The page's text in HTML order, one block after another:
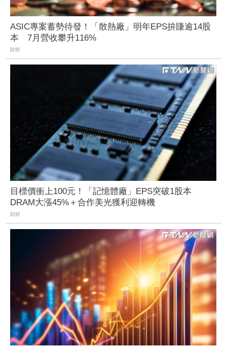
ASIC專案蓄勢待發！「散熱廠」明年EPS拚賺逾14股
本 7月營收攀升116%
財經
目標價衝上100元！「記憶體廠」EPS突破1股本
DRAM大漲45%＋合作美光獲利迎轉機
財經